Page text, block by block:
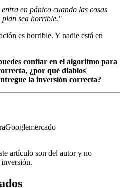
en pánico cuando las cosas
plan sea horrible."
es horrible. Y nadie está en
confiar en el algoritmo para
¿por qué diablos
la inversión correcta?
Googlemercado
artículo son del autor y no